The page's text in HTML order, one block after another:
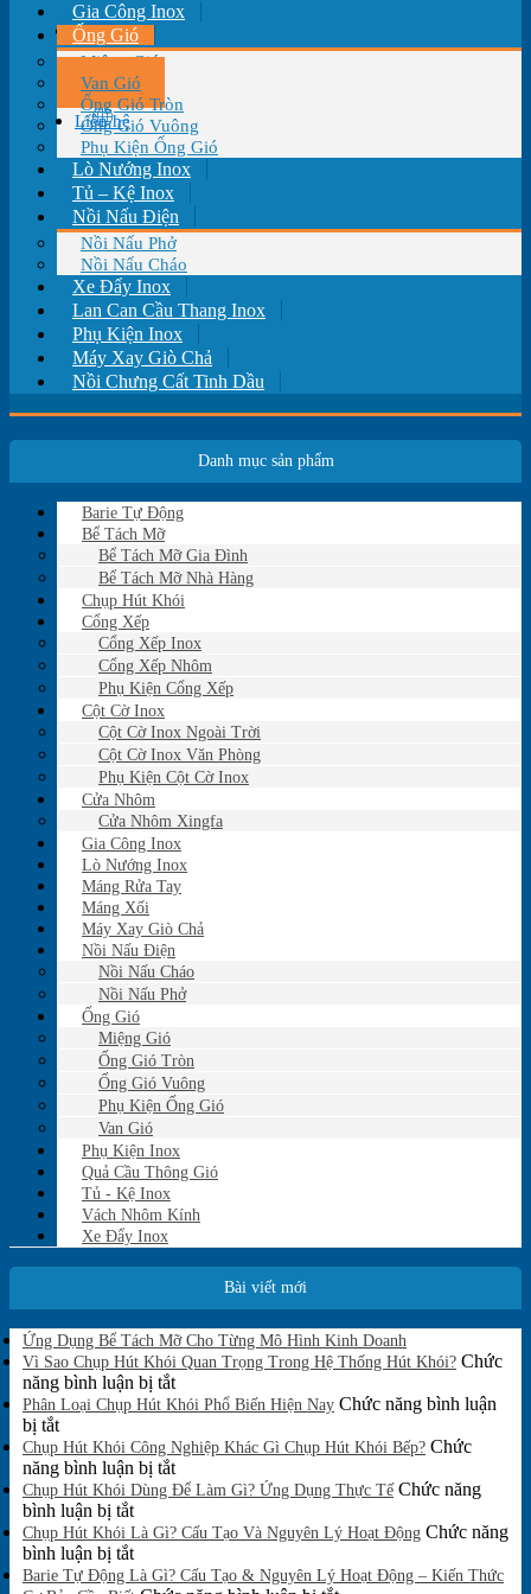
Tin tức
Liên hệ
Gia Công Inox
Ống Gió
Miệng Gió
Van Gió
Ống Gió Tròn
Ống Gió Vuông
Phụ Kiện Ống Gió
Lò Nướng Inox
Tủ – Kệ Inox
Nồi Nấu Điện
Nồi Nấu Phở
Nồi Nấu Cháo
Xe Đẩy Inox
Lan Can Cầu Thang Inox
Phụ Kiện Inox
Máy Xay Giò Chả
Nồi Chưng Cất Tinh Dầu
Danh mục sản phẩm
Barie Tự Động
Bể Tách Mỡ
Bể Tách Mỡ Gia Đình
Bể Tách Mỡ Nhà Hàng
Chụp Hút Khói
Cổng Xếp
Cổng Xếp Inox
Cổng Xếp Nhôm
Phụ Kiện Cổng Xếp
Cột Cờ Inox
Cột Cờ Inox Ngoài Trời
Cột Cờ Inox Văn Phòng
Phụ Kiện Cột Cờ Inox
Cửa Nhôm
Cửa Nhôm Xingfa
Gia Công Inox
Lò Nướng Inox
Máng Rửa Tay
Máng Xối
Máy Xay Giò Chả
Nồi Nấu Điện
Nồi Nấu Cháo
Nồi Nấu Phở
Ống Gió
Miệng Gió
Ống Gió Tròn
Ống Gió Vuông
Phụ Kiện Ống Gió
Van Gió
Phụ Kiện Inox
Quả Cầu Thông Gió
Tủ - Kệ Inox
Vách Nhôm Kính
Xe Đẩy Inox
Bài viết mới
Ứng Dụng Bể Tách Mỡ Cho Từng Mô Hình Kinh Doanh
có
bình
luận
ở
Dụng
Tách
Cho
Từng
Hình
Vì Sao Chụp Hút Khói Quan Trọng Trong Hệ Thống Hút Khói? Chức
năng bình luận bị tắtở
Vì
Chụp
Hút
Khói
Trọng
Hệ
Phân Loại Chụp Hút Khói Phổ Biến Hiện Nay Chức năng bình luận
bị tắtở
Phân
Loại
Chụp
Hút
Khói
Phổ
Biến
Chụp Hút Khói Công Nghiệp Khác Gì Chụp Hút Khói Bếp? Chức
năng bình luận bị tắtở
Chụp
Khói
Nghiệp
Chụp Hút Khói Dùng Để Làm Gì? Ứng Dụng Thực Tế Chức năng
bình luận bị tắtở
Chụp
Hút
Khói
Chụp Hút Khói Là Gì? Cấu Tạo Và Nguyên Lý Hoạt Động Chức năng
bình luận bị tắtở
Chụp
Barie Tự Động Là Gì? Cấu Tạo & Nguyên Lý Hoạt Động – Kiến Thức